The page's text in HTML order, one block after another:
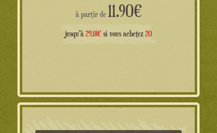
à partir de 11.90€
jusqu'à 29.18€ si vous achetez 20